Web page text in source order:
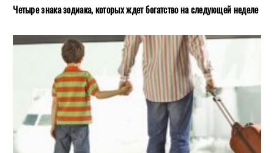
Четыре знака зодиака, которых ждет богатство на следующей неделе